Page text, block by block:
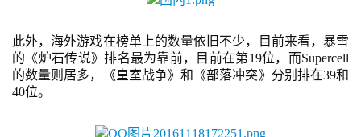
5
第
十
三
此外，海外游戏在榜单上的数量依旧不少，目前来看，暴雪
的《炉石传说》排名最为靠前，目前在第19位，而Supercell
的数量则居多，《皇室战争》和《部落冲突》分别排在39和
40位。